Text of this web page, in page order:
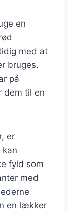
en
med at
bruges.
på
dem til en
er
fyld som
med
en lækker